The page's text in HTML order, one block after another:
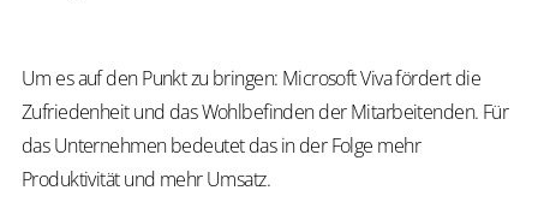
Um es auf den Punkt zu bringen: Microsoft Viva fördert die
Zufriedenheit und das Wohlbefinden der Mitarbeitenden. Für
das Unternehmen bedeutet das in der Folge mehr
Produktivität und mehr Umsatz.